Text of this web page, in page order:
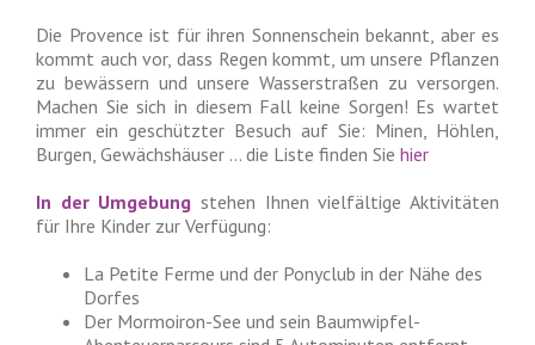
Die Provence ist für ihren Sonnenschein bekannt, aber es
kommt auch vor, dass Regen kommt, um unsere Pflanzen
zu bewässern und unsere Wasserstraßen zu versorgen.
Machen Sie sich in diesem Fall keine Sorgen! Es wartet
immer ein geschützter Besuch auf Sie: Minen, Höhlen,
Burgen, Gewächshäuser … die Liste finden Sie hier
In der Umgebung stehen Ihnen vielfältige Aktivitäten
für Ihre Kinder zur Verfügung:
La Petite Ferme und der Ponyclub in der Nähe des
Dorfes
Der Mormoiron-See und sein Baumwipfel-